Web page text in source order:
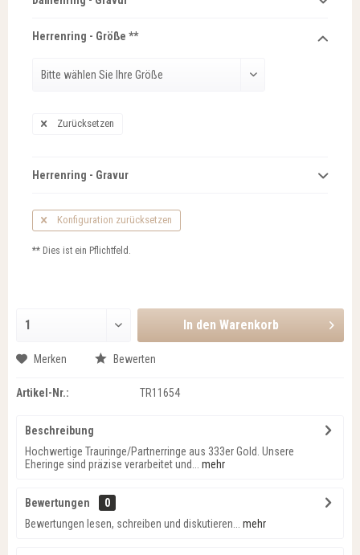
Herrenring - Größe **
Zurücksetzen
Herrenring - Gravur
Konfiguration zurücksetzen
** Dies ist ein Pflichtfeld.
In den Warenkorb
Merken Bewerten
Artikel-Nr.: TR11654
Beschreibung
Hochwertige Trauringe/Partnerringe aus 333er Gold. Unsere
Eheringe sind präzise verarbeitet und...
mehr
Bewertungen
0
Bewertungen lesen, schreiben und diskutieren...
mehr